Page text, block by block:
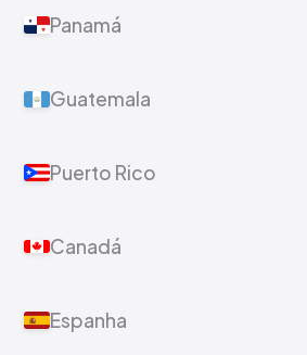
Panamá
Guatemala
Puerto Rico
Canadá
Espanha